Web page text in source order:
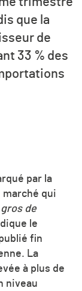
que la
de
33 % des
par la
qui
de
le
fin
La
à plus de
niveau